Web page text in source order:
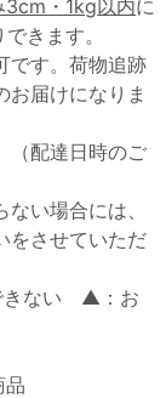
・1kg以内に
きます。
です。荷物追跡
お届けになりま
（配達日時のご
い場合には、
をさせていただ
きない ▲：お
品